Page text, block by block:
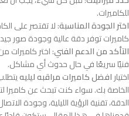
للكاميرات.
اختر الجودة المناسبة: لا تقتصر على
كاميرات توفر دقة عالية وجودة صور
التأكد من الدعم الفني: اختر
فنيًا سريعًا في حال حدوث أي مشاكل.
اختيارافضل كاميرات مراقبه ليليه
الخاصة بك. سواء كنت تبحث عن كاميرا
الدقة، تقنية الرؤية الليلية، وجودة